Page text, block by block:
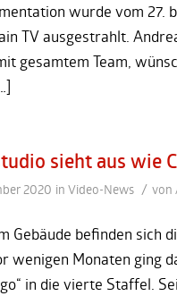
wurde vom 27.
TV ausgestrahlt.
gesamtem Team,
sieht aus wie
2020 in Video-News / von
Gebäude befinden sich
wenigen Monaten ging
go“ in die vierte Staffel.